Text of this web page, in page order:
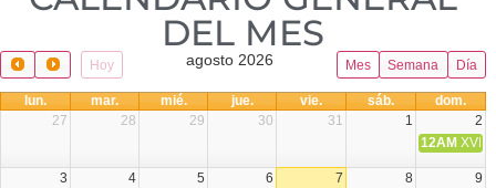
DEL MES​
Hoy Mes Semana Día
agosto 2026
lun. mar. mié. jue. vie. sáb.
dom.
27
28 29 30 31 1
2
12AM XVIII
3 4 5 6 7 8
9